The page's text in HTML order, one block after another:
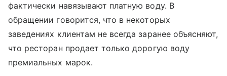
фактически навязывают платную воду. В
обращении говорится, что в некоторых
заведениях клиентам не всегда заранее объясняют,
что ресторан продает только дорогую воду
премиальных марок.